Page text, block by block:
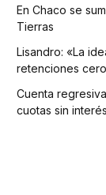
En Chaco se
Tierras
Lisandro: «La
retenciones
Cuenta
cuotas sin